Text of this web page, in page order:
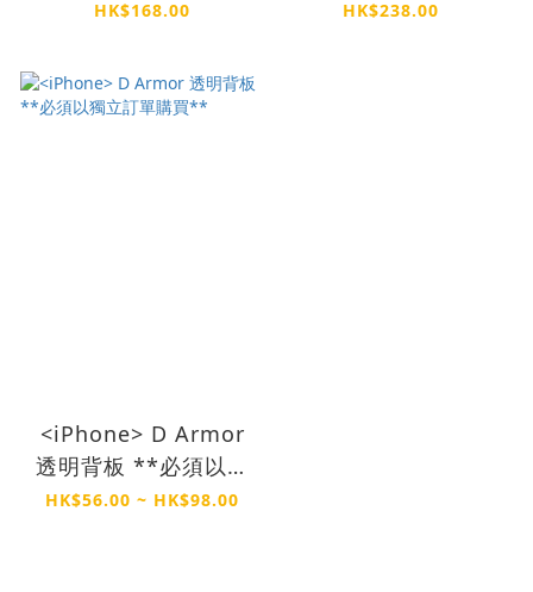
HK$168.00
强度 超強化玻璃保護
HK$238.00
<iPhone> D Armor
透明背板 **必須以獨
立訂單購買**
HK$56.00 ~ HK$98.00